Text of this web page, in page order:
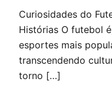
Curiosidades do
Histórias O futebol
esportes mais
transcendendo
torno […]